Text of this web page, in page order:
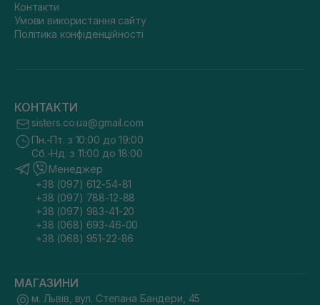
Контакти
Умови використання сайту
Політика конфіденційності
КОНТАКТИ
sisters.co.ua@gmail.com
Пн.-Пт. з 10:00 до 19:00
Сб.-Нд. з 11:00 до 18:00
Менеджер
+38 (097) 612-54-81
+38 (097) 788-12-88
+38 (097) 983-41-20
+38 (068) 693-46-00
+38 (068) 951-22-86
МАГАЗИНИ
м. Львів, вул. Степана Бандери, 45